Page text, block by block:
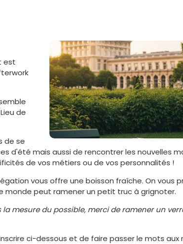
est
de
de se
d'été mais aussi de rencontrer les nouvelles
de vos métiers ou de vos personnalités !
vous offre une boisson fraîche. On vous
monde peut ramener un petit truc à grignoter.
mesure du possible, merci de ramener un
ci-dessous et de faire passer le mots aux